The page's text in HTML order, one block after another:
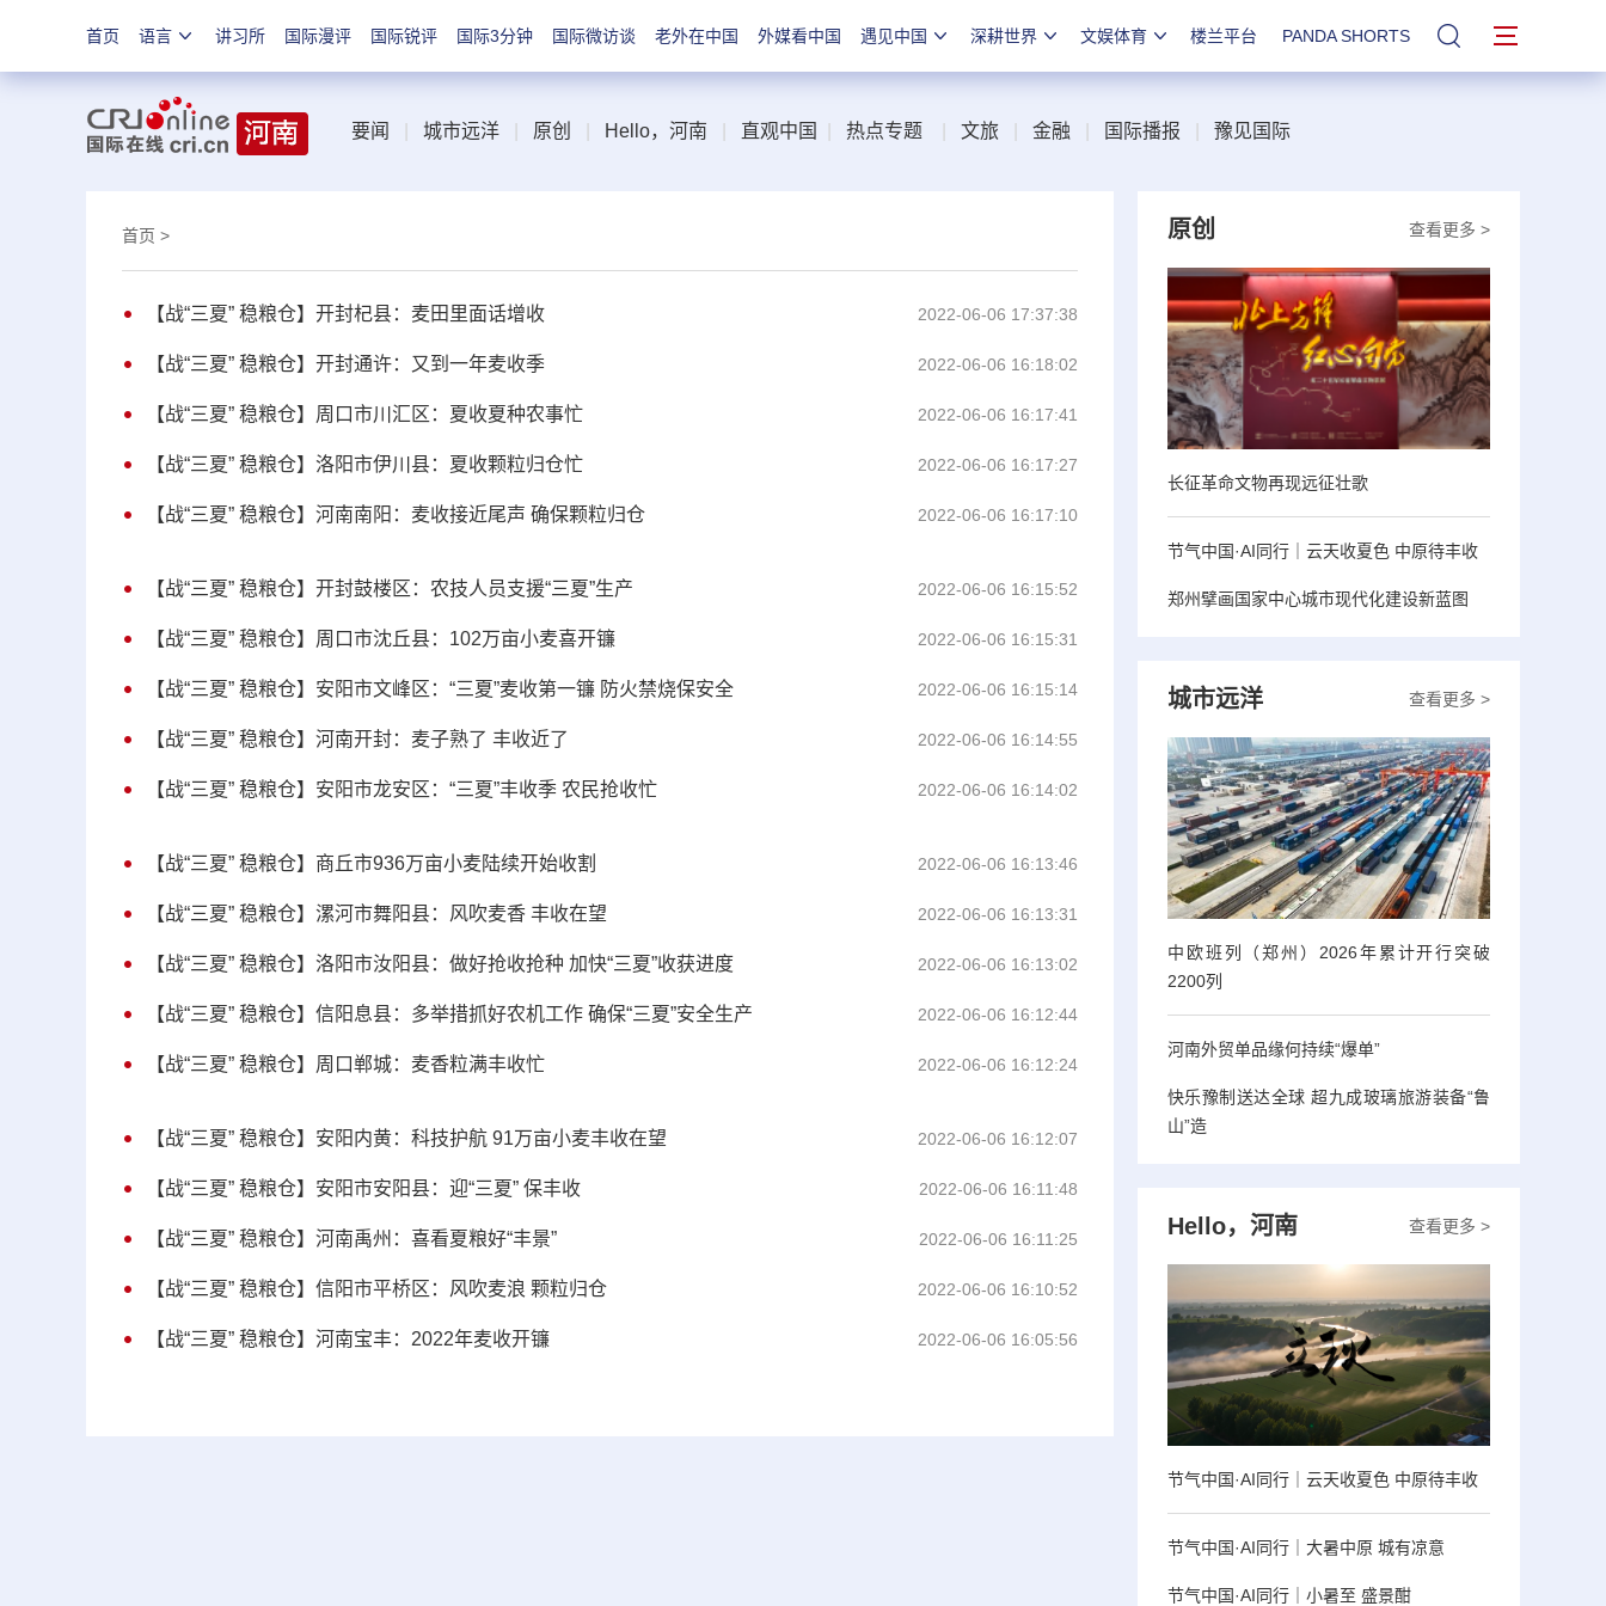
首页 语言 讲习所 国际漫评 国际锐评 国际3分钟 国际微访谈 老外在中国 外媒看中国 遇见中国 深耕世界 文娱体育 楼兰平台 PANDA SHORTS 站内搜索
要闻 城市远洋 原创 Hello，河南 直观中国 热点专题 文旅 金融 国际播报 豫见国际
首页 >
【战“三夏” 稳粮仓】开封杞县：麦田里面话增收 2022-06-06 17:37:38
【战“三夏” 稳粮仓】开封通许：又到一年麦收季 2022-06-06 16:18:02
【战“三夏” 稳粮仓】周口市川汇区：夏收夏种农事忙 2022-06-06 16:17:41
【战“三夏” 稳粮仓】洛阳市伊川县：夏收颗粒归仓忙 2022-06-06 16:17:27
【战“三夏” 稳粮仓】河南南阳：麦收接近尾声 确保颗粒归仓 2022-06-06 16:17:10
【战“三夏” 稳粮仓】开封鼓楼区：农技人员支援“三夏”生产 2022-06-06 16:15:52
【战“三夏” 稳粮仓】周口市沈丘县：102万亩小麦喜开镰 2022-06-06 16:15:31
【战“三夏” 稳粮仓】安阳市文峰区：“三夏”麦收第一镰 防火禁烧保安全 2022-06-06 16:15:14
【战“三夏” 稳粮仓】河南开封：麦子熟了 丰收近了 2022-06-06 16:14:55
【战“三夏” 稳粮仓】安阳市龙安区：“三夏”丰收季 农民抢收忙 2022-06-06 16:14:02
【战“三夏” 稳粮仓】商丘市936万亩小麦陆续开始收割 2022-06-06 16:13:46
【战“三夏” 稳粮仓】漯河市舞阳县：风吹麦香 丰收在望 2022-06-06 16:13:31
【战“三夏” 稳粮仓】洛阳市汝阳县：做好抢收抢种 加快“三夏”收获进度 2022-06-06 16:13:02
【战“三夏” 稳粮仓】信阳息县：多举措抓好农机工作 确保“三夏”安全生产 2022-06-06 16:12:44
【战“三夏” 稳粮仓】周口郸城：麦香粒满丰收忙 2022-06-06 16:12:24
【战“三夏” 稳粮仓】安阳内黄：科技护航 91万亩小麦丰收在望 2022-06-06 16:12:07
【战“三夏” 稳粮仓】安阳市安阳县：迎“三夏” 保丰收 2022-06-06 16:11:48
【战“三夏” 稳粮仓】河南禹州：喜看夏粮好“丰景” 2022-06-06 16:11:25
【战“三夏” 稳粮仓】信阳市平桥区：风吹麦浪 颗粒归仓 2022-06-06 16:10:52
【战“三夏” 稳粮仓】河南宝丰：2022年麦收开镰 2022-06-06 16:05:56
查看更多 >
原创
长征革命文物再现远征壮歌
节气中国·AI同行｜云天收夏色 中原待丰收
郑州擘画国家中心城市现代化建设新蓝图
查看更多 >
城市远洋
中欧班列（郑州）2026年累计开行突破
2200列
河南外贸单品缘何持续“爆单”
快乐豫制送达全球 超九成玻璃旅游装备“鲁
山”造
查看更多 >
Hello，河南
节气中国·AI同行｜云天收夏色 中原待丰收
节气中国·AI同行｜大暑中原 城有凉意
节气中国·AI同行｜小暑至 盛景酣